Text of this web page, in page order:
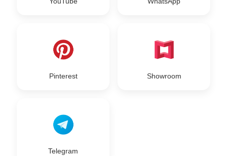
Pinterest Showroom
Telegram